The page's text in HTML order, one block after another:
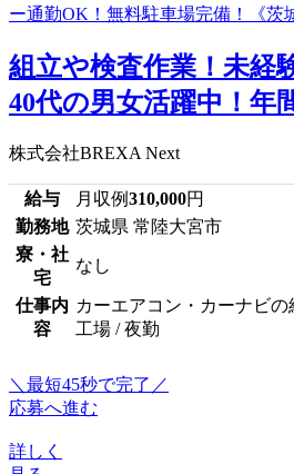
組立や検査作業！未経
40代の男女活躍中！年
株式会社BREXA Next
給与 月収例310,000円
勤務地 茨城県 常陸大宮市
寮・社
宅
なし
仕事内
容
カーエアコン・カーナビ
工場 / 夜勤
＼最短45秒で完了／
応募へ進む
詳しく